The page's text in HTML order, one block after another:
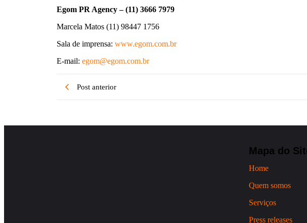
Egom PR Agency – (11) 3666 7979
Marcela Matos (11) 98447 1756
Sala de imprensa: www.egom.com.br
E-mail: egom@egom.com.br
Post anterior
Mapa do
Home
Quem somos
Serviços
Press releases